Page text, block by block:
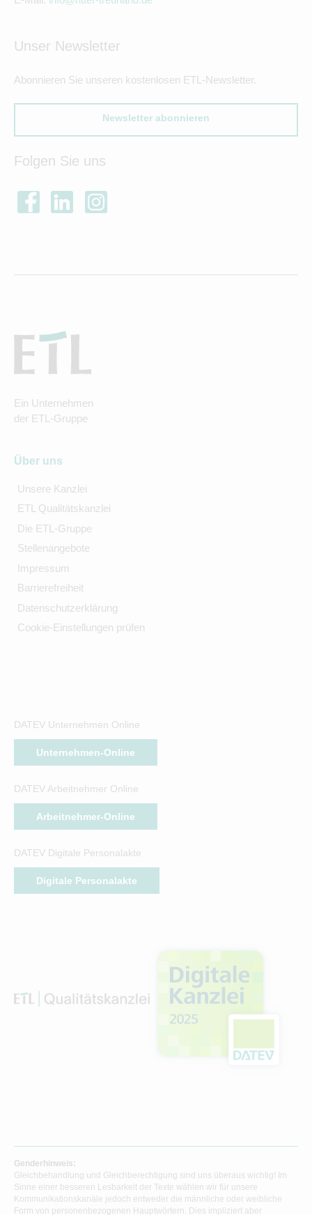
Unser Newsletter
Abonnieren Sie unseren kostenlosen ETL-Newsletter.
Newsletter abonnieren
Folgen Sie uns
Ein Unternehmen
der ETL-Gruppe
Über uns
Unsere Kanzlei
ETL Qualitätskanzlei
Die ETL-Gruppe
Stellenangebote
Impressum
Barrierefreiheit
Datenschutzerklärung
Cookie-Einstellungen prüfen
DATEV Unternehmen Online
Unternehmen-Online
DATEV Arbeitnehmer Online
Arbeitnehmer-Online
DATEV Digitale Personalakte
Digitale Personalakte
Genderhinweis:
Gleichbehandlung und Gleichberechtigung sind uns überaus wichtig! Im
Sinne einer besseren Lesbarkeit der Texte wählen wir für unsere
Kommunikationskanäle jedoch entweder die männliche oder weibliche
Form von personenbezogenen Hauptwörtern. Dies impliziert aber